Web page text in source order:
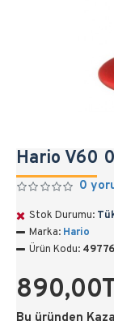
Hario V60
0
Stok Durumu:
Marka: Hario
Ürün Kodu: